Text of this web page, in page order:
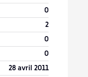
0
2
0
0
28 avril 2011